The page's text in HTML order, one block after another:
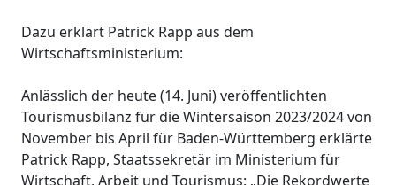
Dazu erklärt Patrick Rapp aus dem
Wirtschaftsministerium:
Anlässlich der heute (14. Juni) veröffentlichten
Tourismusbilanz für die Wintersaison 2023/2024 von
November bis April für Baden-Württemberg erklärte
Patrick Rapp, Staatssekretär im Ministerium für
Wirtschaft, Arbeit und Tourismus: „Die Rekordwerte